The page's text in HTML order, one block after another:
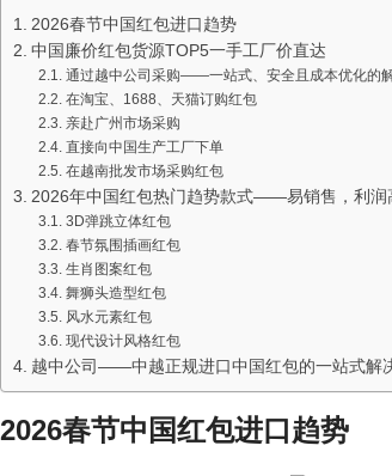
2026春节中国红包进口趋势
中国廉价红包货源TOP5一手工厂价直达
通过越中公司采购——一站式、安全且成本优化的
在淘宝、1688、天猫订购红包
亲赴广州市场采购
直接向中国生产工厂下单
在越南批发市场采购红包
2026年中国红包热门趋势款式——易销售，利润
3D弹跳立体红包
春节氛围插画红包
生肖图案红包
舞狮头造型红包
风水元素红包
现代设计风格红包
越中公司——中越正规进口中国红包的一站式解
2026春节中国红包进口趋势